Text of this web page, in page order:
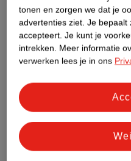
Over dit product
Productinformatie
Nature Impact Score
Rood
Groen
tonen en zorgen we dat je
advertenties ziet. Je bepaalt
accepteert. Je kunt je
intrekken. Meer informatie
verwerken lees je in ons